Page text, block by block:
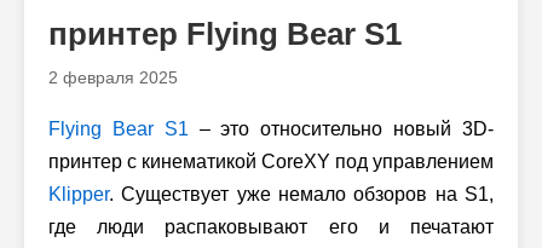
принтер Flying Bear S1
2 февраля 2025
Flying Bear S1 – это относительно новый 3D-
принтер с кинематикой CoreXY под управлением
Klipper. Существует уже немало обзоров на S1,
где люди распаковывают его и печатают